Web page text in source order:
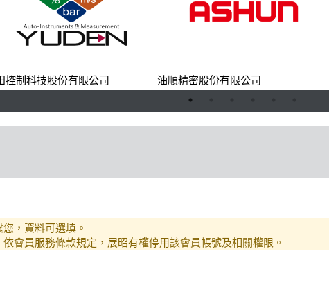
控制科技股份有限公司 油順精密股份有限公司
，資料可選填。
會員服務條款規定，展昭有權停用該會員帳號及相關權限。